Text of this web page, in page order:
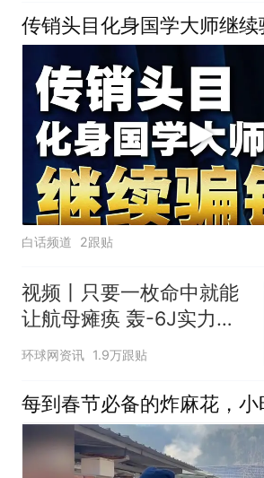
传销头目化身国学大师继续
白话频道 2跟贴
视频丨只要一枚命中就能
让航母瘫痪 轰-6J实力有
多强？
环球网资讯 1.9万跟贴
每到春节必备的炸麻花，小